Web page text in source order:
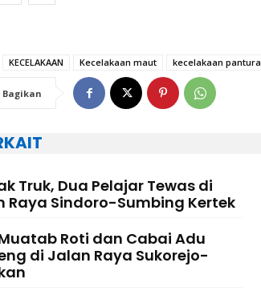
KECELAKAAN Kecelakaan maut kecelakaan pantura
Bagikan
Truk, Dua Pelajar Tewas di
Raya Sindoro-Sumbing Kertek
Roti dan Cabai Adu
di Jalan Raya Sukorejo-